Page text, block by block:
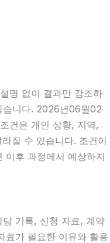
명 없이 결과만 강조하
습니다. 2026년06월02
건은 개인 상황, 지역,
질 수 있습니다. 조건이
이후 과정에서 예상하지
기록, 신청 자료, 계약
료가 필요한 이유와 활용